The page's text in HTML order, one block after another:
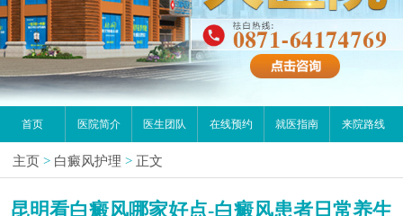
首页 医院简介 医生团队 在线预约 就医指南 来院路线
主页 > 白癜风护理 > 正文
昆明看白癜风哪家好点-白癜风患者日常养生